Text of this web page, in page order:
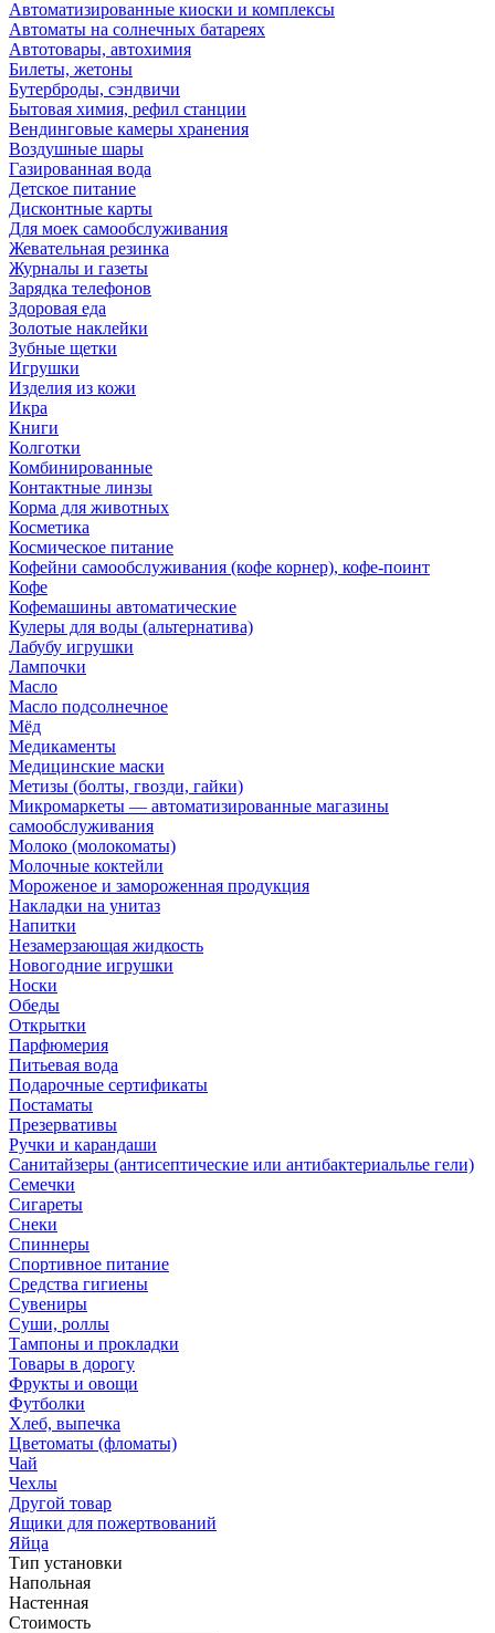
Автоматизированные киоски и комплексы
Автоматы на солнечных батареях
Автотовары, автохимия
Билеты, жетоны
Бутерброды, сэндвичи
Бытовая химия, рефил станции
Вендинговые камеры хранения
Воздушные шары
Газированная вода
Детское питание
Дисконтные карты
Для моек самообслуживания
Жевательная резинка
Журналы и газеты
Зарядка телефонов
Здоровая еда
Золотые наклейки
Зубные щетки
Игрушки
Изделия из кожи
Икра
Книги
Колготки
Комбинированные
Контактные линзы
Корма для животных
Косметика
Космическое питание
Кофейни самообслуживания (кофе корнер), кофе-поинт
Кофе
Кофемашины автоматические
Кулеры для воды (альтернатива)
Лабубу игрушки
Лампочки
Масло
Масло подсолнечное
Мёд
Медикаменты
Медицинские маски
Метизы (болты, гвозди, гайки)
Микромаркеты — автоматизированные магазины
самообслуживания
Молоко (молокоматы)
Молочные коктейли
Мороженое и замороженная продукция
Накладки на унитаз
Напитки
Незамерзающая жидкость
Новогодние игрушки
Носки
Обеды
Открытки
Парфюмерия
Питьевая вода
Подарочные сертификаты
Постаматы
Презервативы
Ручки и карандаши
Санитайзеры (антисептические или антибактериальлье гели)
Семечки
Сигареты
Снеки
Спиннеры
Спортивное питание
Средства гигиены
Сувениры
Суши, роллы
Тампоны и прокладки
Товары в дорогу
Фрукты и овощи
Футболки
Хлеб, выпечка
Цветоматы (фломаты)
Чай
Чехлы
Другой товар
Ящики для пожертвований
Яйца
Тип установки
Напольная
Настенная
Стоимость